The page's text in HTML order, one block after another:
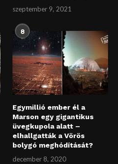
szeptember 9, 2021
8
Egymillió ember él a
Marson egy gigantikus
üvegkupola alatt –
elhallgatták a Vörös
bolygó meghódítását?
december 8, 2020